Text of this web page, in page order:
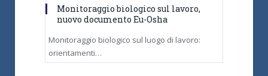
Monitoraggio biologico sul lavoro,
nuovo documento Eu-Osha
Monitoraggio biologico sul luogo di lavoro:
orientamenti…